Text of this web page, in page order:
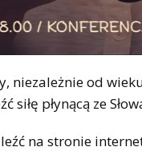
niezależnie od
płynącą ze
na stronie